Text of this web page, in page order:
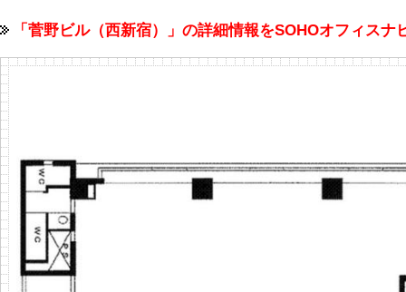
「菅野ビル（西新宿）」の詳細情報をSOHOオフィス